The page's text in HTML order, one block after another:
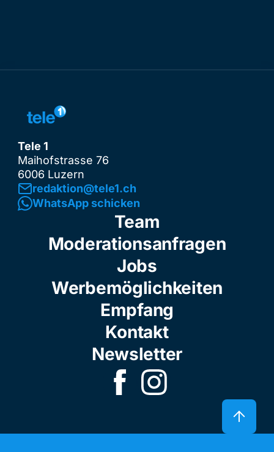
Tele 1
Maihofstrasse 76
6006 Luzern
redaktion@tele1.ch
WhatsApp schicken
Team
Moderationsanfragen
Jobs
Werbemöglichkeiten
Empfang
Kontakt
Newsletter